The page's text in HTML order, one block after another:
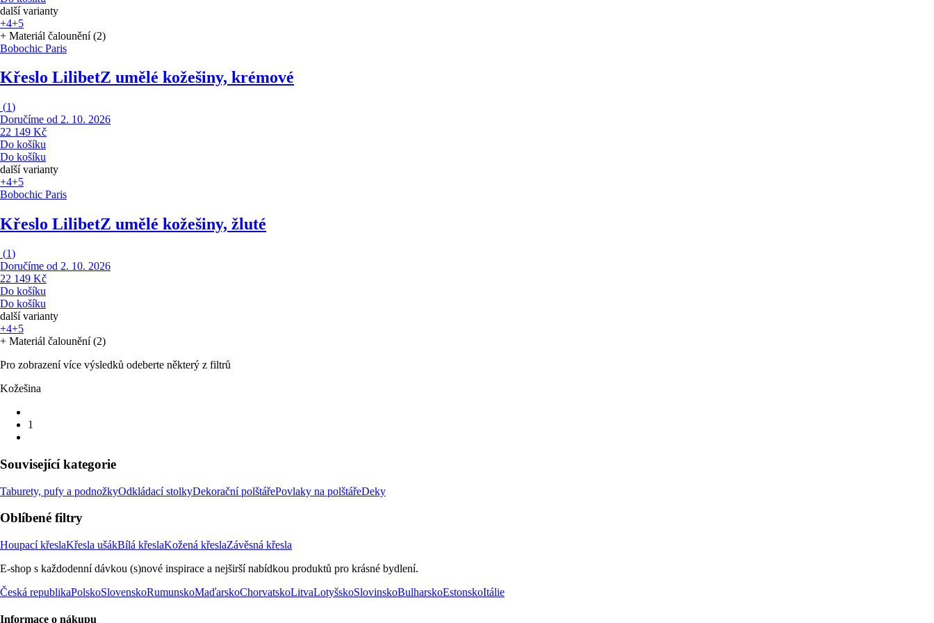
další varianty
+4+5
+ Materiál čalounění (2)
Bobochic Paris
Křeslo LilibetZ umělé kožešiny, krémové
(1)
Doručíme od 2. 10. 2026
22 149 Kč
Do košíku
Do košíku
další varianty
+4+5
Bobochic Paris
Křeslo LilibetZ umělé kožešiny, žluté
(1)
Doručíme od 2. 10. 2026
22 149 Kč
Do košíku
Do košíku
další varianty
+4+5
+ Materiál čalounění (2)
Pro zobrazení více výsledků odeberte některý z filtrů
Kožešina
1
Související kategorie
Taburety, pufy a podnožkyOdkládací stolkyDekorační polštářePovlaky na polštářeDeky
Oblíbené filtry
Houpací křeslaKřesla ušákBílá křeslaKožená křeslaZávěsná křesla
E-shop s každodenní dávkou (s)nové inspirace a nejširší nabídkou produktů pro krásné bydlení.
Česká republikaPolskoSlovenskoRumunskoMaďarskoChorvatskoLitvaLotyšskoSlovinskoBulharskoEstonskoItálie
Informace o nákupu